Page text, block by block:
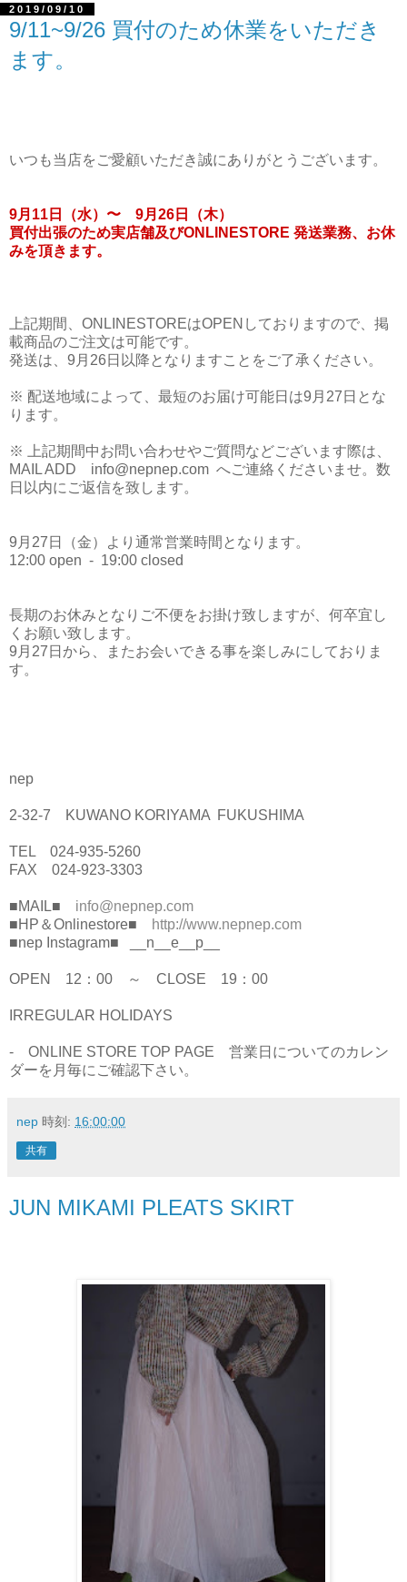
2019/09/10
9/11~9/26 買付のため休業をいただき
ます。
いつも当店をご愛顧いただき誠にありがとうございます。
9月11日（水）〜 9月26日（木）
買付出張のため実店舗及びONLINESTORE 発送業務、お休
みを頂きます。
上記期間、ONLINESTOREはOPENしておりますので、掲
載商品のご注文は可能です。
発送は、9月26日以降となりますことをご了承ください。
※ 配送地域によって、最短のお届け可能日は9月27日とな
ります。
※ 上記期間中お問い合わせやご質問などございます際は、
MAIL ADD info@nepnep.com へご連絡くださいませ。数
日以内にご返信を致します。
9月27日（金）より通常営業時間となります。
12:00 open - 19:00 closed
長期のお休みとなりご不便をお掛け致しますが、何卒宜し
くお願い致します。
9月27日から、またお会いできる事を楽しみにしておりま
す。
nep
2-32-7 KUWANO KORIYAMA FUKUSHIMA
TEL 024-935-5260
FAX 024-923-3303
■MAIL■ info@nepnep.com
■HP＆Onlinestore■
http://www.nepnep.com
■nep Instagram■ __n__e__p__
OPEN 12：00 ～ CLOSE 19：00
IRREGULAR HOLIDAYS
- ONLINE STORE TOP PAGE 営業日についてのカレン
ダーを月毎にご確認下さい。
nep 時刻: 16:00:00
共有
JUN MIKAMI PLEATS SKIRT